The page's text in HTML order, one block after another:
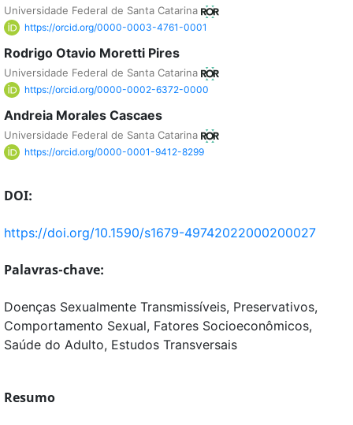
Universidade Federal de Santa Catarina
https://orcid.org/0000-0003-4761-0001
Rodrigo Otavio Moretti Pires
Universidade Federal de Santa Catarina
https://orcid.org/0000-0002-6372-0000
Andreia Morales Cascaes
Universidade Federal de Santa Catarina
https://orcid.org/0000-0001-9412-8299
DOI:
https://doi.org/10.1590/s1679-49742022000200027
Palavras-chave:
Doenças Sexualmente Transmissíveis, Preservativos,
Comportamento Sexual, Fatores Socioeconômicos,
Saúde do Adulto, Estudos Transversais
Resumo